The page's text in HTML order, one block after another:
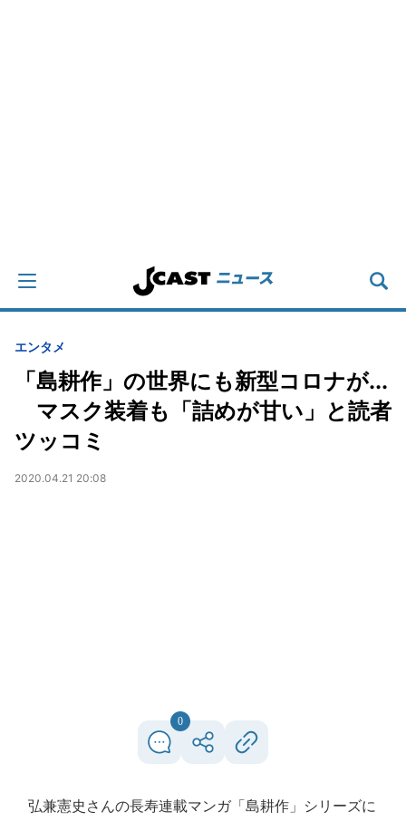
エンタメ
「島耕作」の世界にも新型コロナが...
マスク装着も「詰めが甘い」と読者
ツッコミ
2020.04.21 20:08
0
弘兼憲史さんの長寿連載マンガ「島耕作」シリーズに